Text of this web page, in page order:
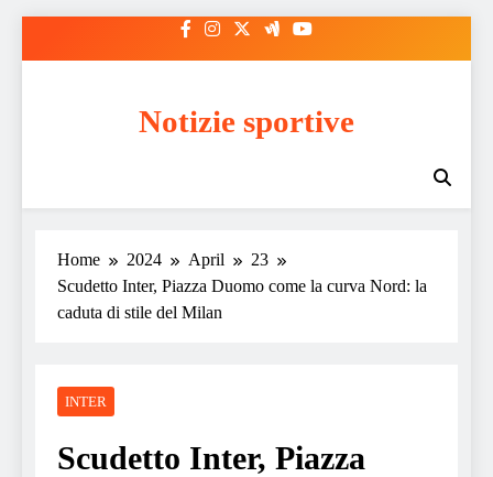
Notizie sportive
Home 2024 April
23
Scudetto Inter, Piazza Duomo come la curva Nord: la
caduta di stile del Milan
INTER
Scudetto Inter, Piazza